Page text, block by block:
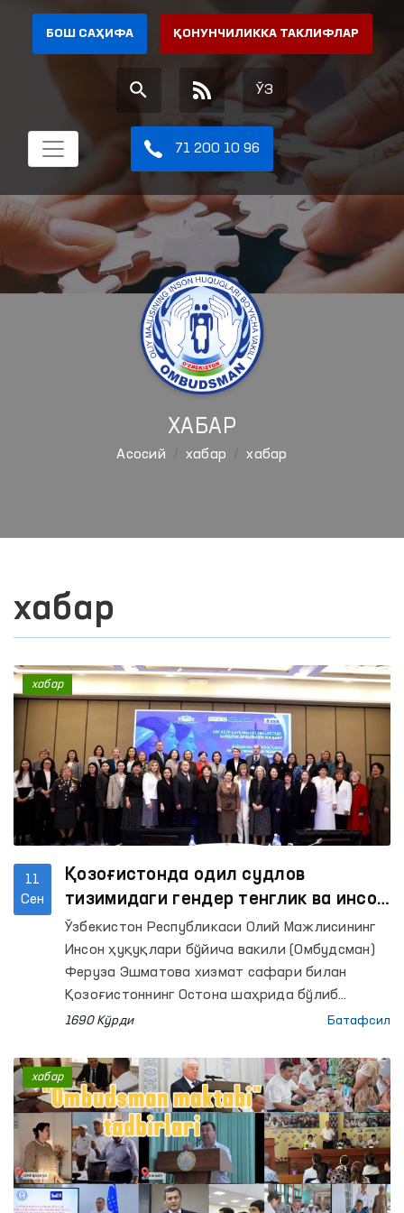
БОШ САҲИФА ҚОНУНЧИЛИККА ТАКЛИФЛАР
ЎЗ
71 200 10 96
ХАБАР
Aсосий хабар хабар
хабар
11
Сен
Қозоғистонда одил судлов
тизимидаги гендер тенглик ва инсон
ҳуқуқлари масалалари муҳокама
қилинди
Ўзбекистон Республикаси Олий Мажлисининг
Инсон ҳуқуқлари бўйича вакили (Омбудсман)
Феруза Эшматова хизмат сафари билан
Қозоғистоннинг Остона шаҳрида бўлиб
турибди. Унинг ташрифи Қозоғистон
билан Қозоғистон Республикаси
Конституциявий суди, Қозоғистон
Республикаси Парламенти Мажлиси ҳамда
Европада хавфсизлик ва ҳамкорлик
ташкилотининг (ЕХҲТ) Остонадаги дастурлар
бўйича координатори ҳамкорлигида ташкил
этилган тадбирларда иштирок этишга
1690 Кўрди Батафсил
хабар
хабар